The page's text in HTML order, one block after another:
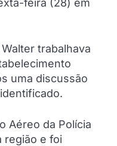
trabalhava
uma discussão
Aéreo da Polícia
região e foi